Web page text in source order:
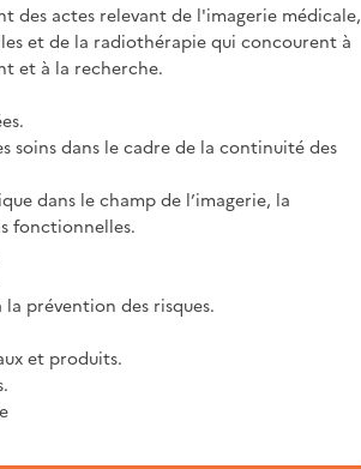
des actes relevant de l'imagerie médicale,
et de la radiothérapie qui concourent à
et à la recherche.
soins dans le cadre de la continuité des
dans le champ de l’imagerie, la
fonctionnelles.
prévention des risques.
et produits.